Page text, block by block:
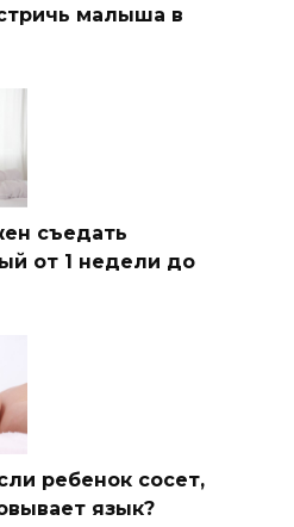
малыша в
съедать
от 1 недели до
ребенок сосет,
язык?